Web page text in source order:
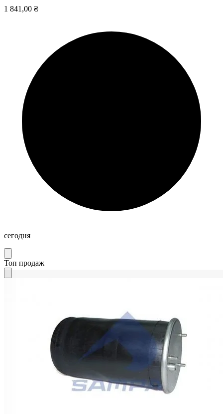
1 841,00 ₴
сегодня
Топ продаж